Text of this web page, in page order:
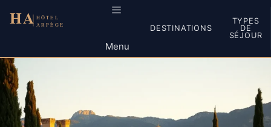
au
Menu
DESTINATIONS
TYPES
DE
SÉJOUR